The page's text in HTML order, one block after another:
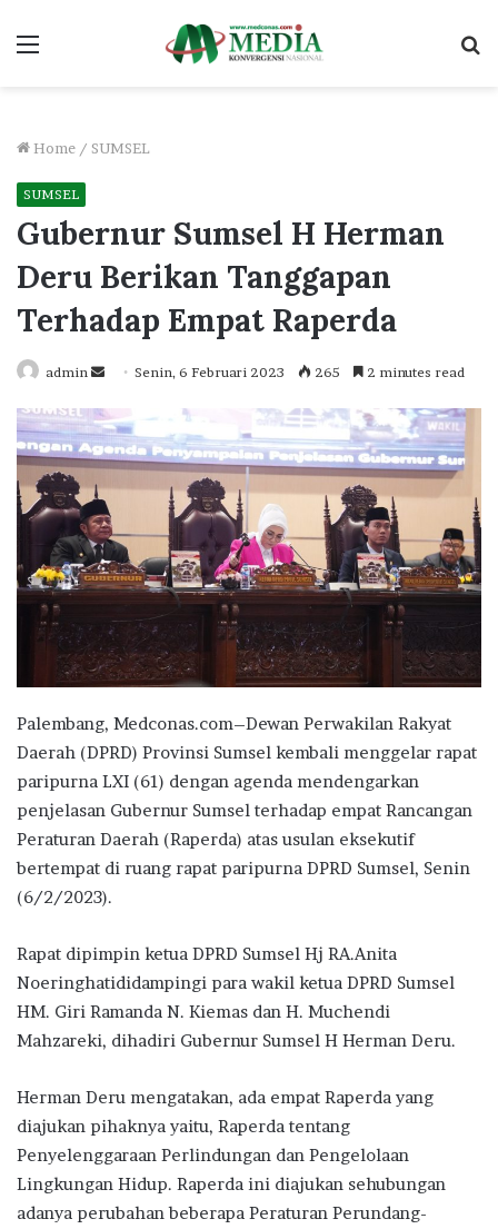
Menu
Home / SUMSEL
SUMSEL
Gubernur Sumsel H Herman
Deru Berikan Tanggapan
Terhadap Empat Raperda
admin
Send
email
Senin, 6 Februari 2023 265 2 minutes read
Palembang, Medconas.com–Dewan Perwakilan Rakyat
Daerah (DPRD) Provinsi Sumsel kembali menggelar rapat
paripurna LXI (61) dengan agenda mendengarkan
penjelasan Gubernur Sumsel terhadap empat Rancangan
Peraturan Daerah (Raperda) atas usulan eksekutif
bertempat di ruang rapat paripurna DPRD Sumsel, Senin
(6/2/2023).
Rapat dipimpin ketua DPRD Sumsel Hj RA.Anita
Noeringhatididampingi para wakil ketua DPRD Sumsel
HM. Giri Ramanda N. Kiemas dan H. Muchendi
Mahzareki, dihadiri Gubernur Sumsel H Herman Deru.
Herman Deru mengatakan, ada empat Raperda yang
diajukan pihaknya yaitu, Raperda tentang
Penyelenggaraan Perlindungan dan Pengelolaan
Lingkungan Hidup. Raperda ini diajukan sehubungan
adanya perubahan beberapa Peraturan Perundang-